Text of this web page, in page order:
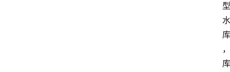
型
水
库
，
库